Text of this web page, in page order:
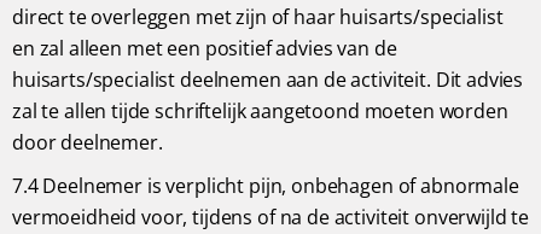
direct te overleggen met zijn of haar huisarts/specialist
en zal alleen met een positief advies van de
huisarts/specialist deelnemen aan de activiteit. Dit advies
zal te allen tijde schriftelijk aangetoond moeten worden
door deelnemer.
7.4 Deelnemer is verplicht pijn, onbehagen of abnormale
vermoeidheid voor, tijdens of na de activiteit onverwijld te